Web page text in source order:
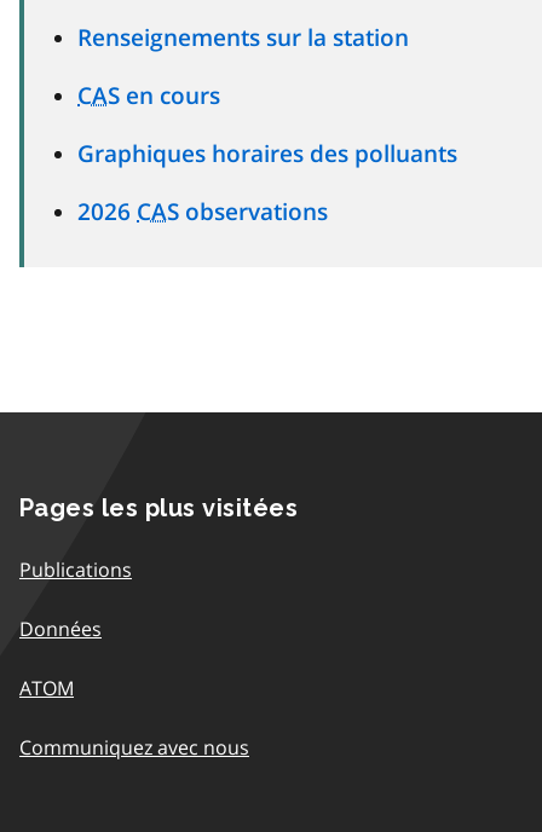
Renseignements sur la station
CAS en cours
Graphiques horaires des polluants
2026 CAS observations
Pages les plus visitées
Publications
Données
ATOM
Communiquez avec nous